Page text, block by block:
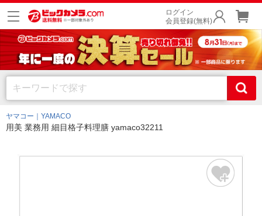
ログイン
会員登録(無料)
ヤマコー｜YAMACO
用美 業務用 細目格子料理膳 yamaco32211